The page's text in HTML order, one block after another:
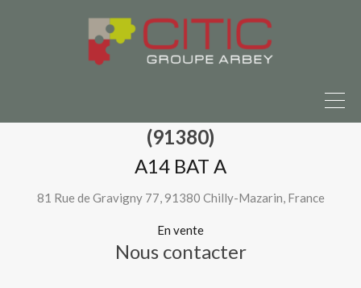
à vendre ?Parlons-en ici
Accueil
Nos programmes neufs
CHILLY GRAVIGNY Chilly-Mazarin (91380)
CHILLY GRAVIGNY Chilly-Mazarin
(91380)
A14 BAT A
81 Rue de Gravigny 77, 91380 Chilly-Mazarin, France
En vente
Nous contacter